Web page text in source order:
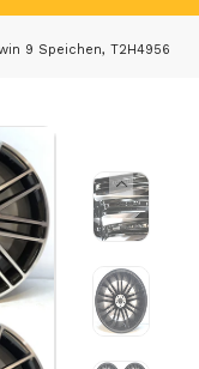
9 Speichen, T2H4956